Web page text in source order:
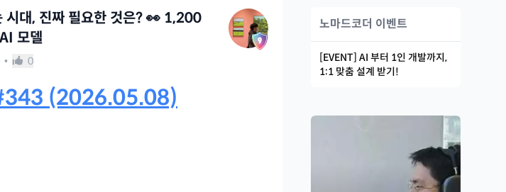
대, 진짜 필요한 것은? 👀 1,200
모델
• 0
(2026.05.08)
노마드코더 이벤트
[EVENT] AI 부터 1인 개발까지,
1:1 맞춤 설계 받기!